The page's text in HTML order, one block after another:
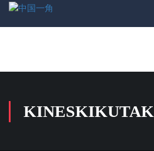
KINESKIKUTAK